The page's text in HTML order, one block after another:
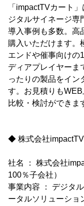
「impactTVカート
ジタルサイネージ専
導入事例も多数。高
購入いただけます。
エンドや催事向けの
ディアプレイヤーま
ったりの製品をイン
す。お見積りも
比較・検討ができま
◆ 株式会社
社名 ： 株式会社
100％子会社）
事業内容 ： デジタ
ータルソリューショ